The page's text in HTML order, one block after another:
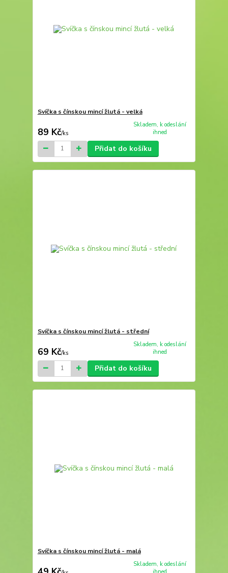
Svíčka s čínskou mincí žlutá - velká
89 Kč/ks
Skladem, k odeslání
ihned
Přidat do košíku
Svíčka s čínskou mincí žlutá - střední
69 Kč/ks
Skladem, k odeslání
ihned
Přidat do košíku
Svíčka s čínskou mincí žlutá - malá
Skladem, k odeslání